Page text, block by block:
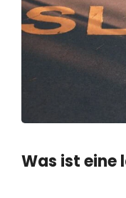
Was ist eine